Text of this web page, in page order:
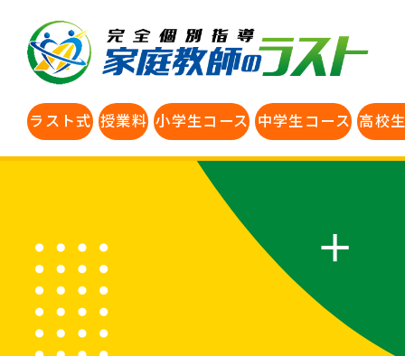
ラスト式 授業料 小学生コース 中学生コース 高校